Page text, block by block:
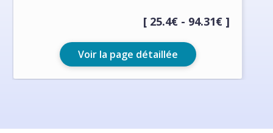
[ 25.4€ - 94.31€ ]
Voir la page détaillée